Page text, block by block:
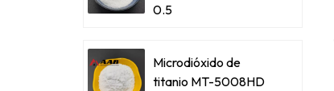
0.5
Microdióxido de
titanio MT-5008HD